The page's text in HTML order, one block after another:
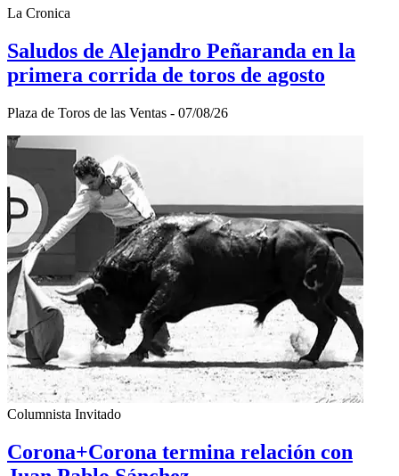
La Cronica
Saludos de Alejandro Peñaranda en la
primera corrida de toros de agosto
Plaza de Toros de las Ventas - 07/08/26
Columnista Invitado
Corona+Corona termina relación con